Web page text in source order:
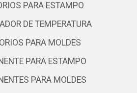
PARA ESTAMPO
DE TEMPERATURA
PARA MOLDES
PARA ESTAMPO
PARA MOLDES